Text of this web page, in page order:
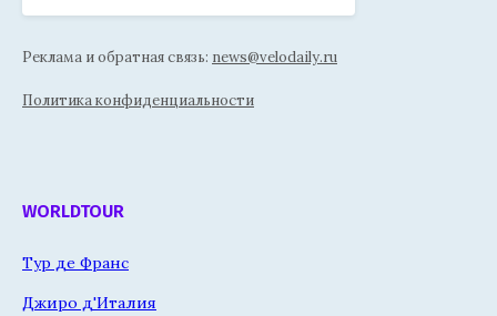
Реклама и обратная связь: news@velodaily.ru
Политика конфиденциальности
WORLDTOUR
Тур де Франс
Джиро д'Италия